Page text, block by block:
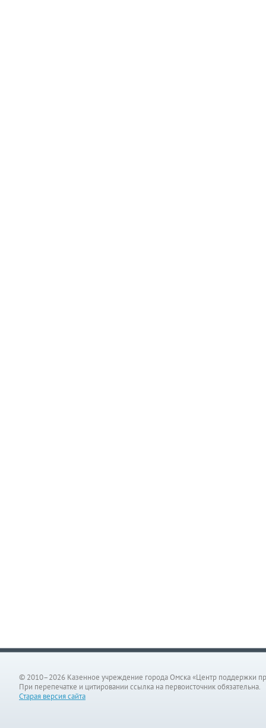
© 2010–2026 Казенное учреждение города Омска «Центр поддержки
При перепечатке и цитировании ссылка на первоисточник обязательна.
Старая версия сайта